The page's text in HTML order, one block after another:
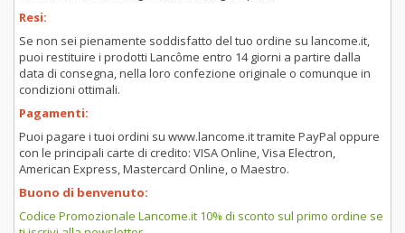
Resi:
Se non sei pienamente soddisfatto del tuo ordine su lancome.it,
puoi restituire i prodotti Lancôme entro 14 giorni a partire dalla
data di consegna, nella loro confezione originale o comunque in
condizioni ottimali.
Pagamenti:
Puoi pagare i tuoi ordini su www.lancome.it tramite PayPal oppure
con le principali carte di credito: VISA Online, Visa Electron,
American Express, Mastercard Online, o Maestro.
Buono di benvenuto:
Codice Promozionale Lancome.it 10% di sconto sul primo ordine se